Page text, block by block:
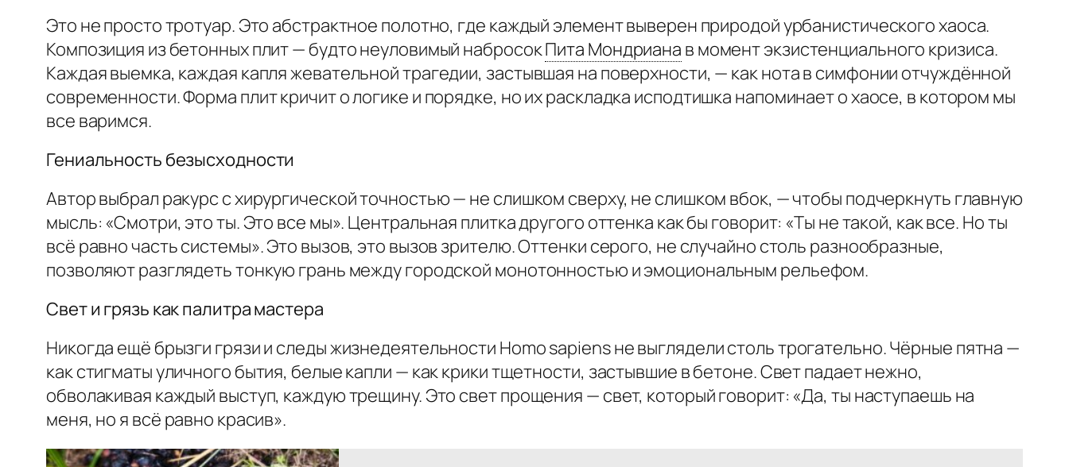
Это не просто тротуар. Это абстрактное полотно, где каждый элемент выверен природой урбанистического хаоса.
Композиция из бетонных плит — будто неуловимый набросокПита Мондриана в момент экзистенциального кризиса.
Каждая выемка, каждая капля жевательной трагедии, застывшая на поверхности, — как нота в симфонии отчуждённой
современности. Форма плит кричит о логике и порядке, но их раскладка исподтишка напоминает о хаосе, в котором мы
все варимся.
Гениальность безысходности
Автор выбрал ракурс с хирургической точностью — не слишком сверху, не слишком вбок, — чтобы подчеркнуть главную
мысль: «Смотри, это ты. Это все мы». Центральная плитка другого оттенка как бы говорит: «Ты не такой, как все. Но ты
всё равно часть системы». Это вызов, это вызов зрителю. Оттенки серого, не случайно столь разнообразные,
позволяют разглядеть тонкую грань между городской монотонностью и эмоциональным рельефом.
Свет и грязь как палитра мастера
Никогда ещё брызги грязи и следы жизнедеятельности Homo sapiens не выглядели столь трогательно. Чёрные пятна —
как стигматы уличного бытия, белые капли — как крики тщетности, застывшие в бетоне. Свет падает нежно,
обволакивая каждый выступ, каждую трещину. Это свет прощения — свет, который говорит: «Да, ты наступаешь на
меня, но я всё равно красив».